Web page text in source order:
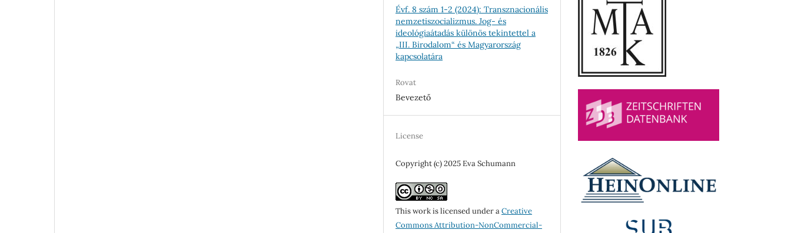
Évf. 8 szám 1-2 (2024): Transznacionális
nemzetiszocializmus. Jog- és
ideológiaátadás különös tekintettel a
„III. Birodalom“ és Magyarország
kapcsolatára
Rovat
Bevezető
License
Copyright (c) 2025 Eva Schumann
This work is licensed under aCreative
Commons Attribution-NonCommercial-